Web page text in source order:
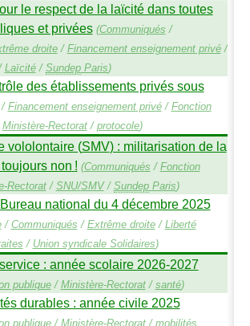
le respect de la laïcité dans toutes
et privées (Communiqués /
droite/ Financement enseignement privé/
Laïcité/ SundepParis)
des établissements privés sous
Financement enseignement privé/ Fonction
Ministère-Rectorat/ protocole)
vololontaire (SMV) : militarisation de la
non ! (Communiqués / Fonction
Rectorat/ SNU/SMV/ SundepParis)
national du 4 décembre 2025
/ Communiqués / Extrême droite/ Liberté
/ Union syndicale Solidaires)
: année scolaire 2026-2027
publique/ Ministère-Rectorat/ santé)
durables : année civile 2025
publique/ Ministère-Rectorat/ mobilités